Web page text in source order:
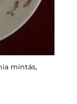
mintás,